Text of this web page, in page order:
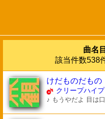
曲名
該当件数538
けだものだもの
クリープハイプ
♪ もうやだよ 目は